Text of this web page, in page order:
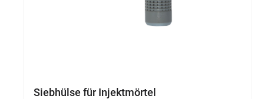
Siebhülse für Injektmörtel